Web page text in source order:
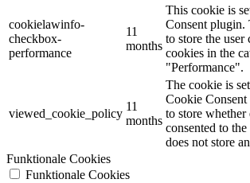
cookielawinfo-
checkbox-
performance
11
months
This cookie is
Consent plugin.
to store the user
cookies in the
"Performance".
viewed_cookie_policy
11
months
The cookie is
Cookie Consent
to store whether
consented to
does not store
Funktionale Cookies
Funktionale Cookies